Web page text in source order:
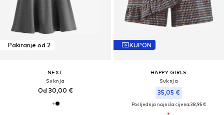
Pakiranje od 2
NEXT
Suknja
Od 30,00 €
KUPON
HAPPY GIRLS
Suknja
35,05 €
Posljednja najniža cijena:38,95 €